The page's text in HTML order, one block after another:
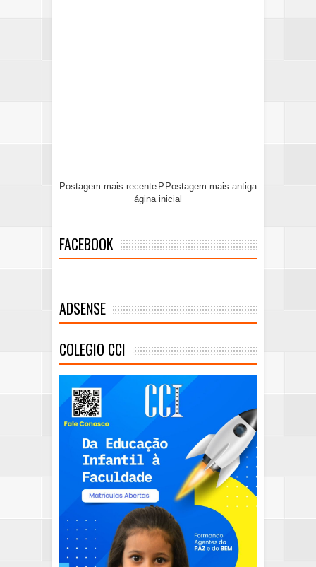
Postagem mais recente Postagem mais antiga
P
ágina inicial
FACEBOOK
ADSENSE
COLEGIO CCI